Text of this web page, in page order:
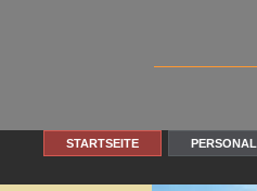
STARTSEITE PERSONAL